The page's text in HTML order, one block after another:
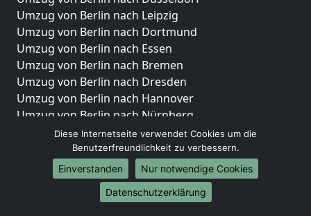
Umzug von Berlin nach Leipzig
Umzug von Berlin nach Dortmund
Umzug von Berlin nach Essen
Umzug von Berlin nach Bremen
Umzug von Berlin nach Dresden
Umzug von Berlin nach Hannover
Umzug von Berlin nach Nürnberg
Umzug von Berlin nach Duisburg
Umzug von Berlin nach Bochum
Umzug von Berlin nach Wuppertal
Umzug von Berlin nach Bielefeld
Umzug von Berlin nach Bonn
Diese Internetseite verwendet Cookies um die
Benutzerfreundlichkeit zu verbessern.
Einverstanden
Nur notwendige Cookies
Datenschutzerklärung